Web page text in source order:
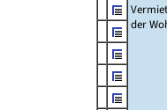
der